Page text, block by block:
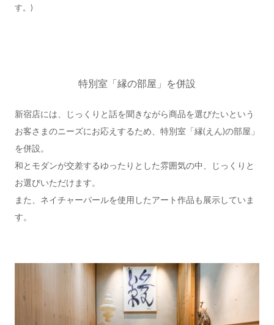
す。)
特別室「縁の部屋」を併設
新宿店には、じっくりと話を聞きながら商品を選びたいという
お客さまのニーズにお応えするため、特別室「縁(えん)の部屋」
を併設。
和とモダンが交差するゆったりとした雰囲気の中、じっくりと
お選びいただけます。
また、ネイチャーパールを使用したアート作品も展示していま
す。